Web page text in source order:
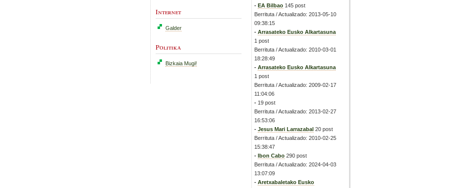
Internet
Galder
Politika
Bizkaia Mugi!
- EA Bilbao 145 post
Berrituta / Actualizado: 2013-05-10
09:38:15
- Arrasateko Eusko Alkartasuna
1 post
Berrituta / Actualizado: 2010-03-01
18:28:49
- Arrasateko Eusko Alkartasuna
1 post
Berrituta / Actualizado: 2009-02-17
11:04:06
- 19 post
Berrituta / Actualizado: 2013-02-27
16:53:06
- Jesus Mari Larrazabal 20 post
Berrituta / Actualizado: 2010-02-25
15:38:47
- Ibon Cabo 290 post
Berrituta / Actualizado: 2024-04-03
13:07:09
- Aretxabaletako Eusko